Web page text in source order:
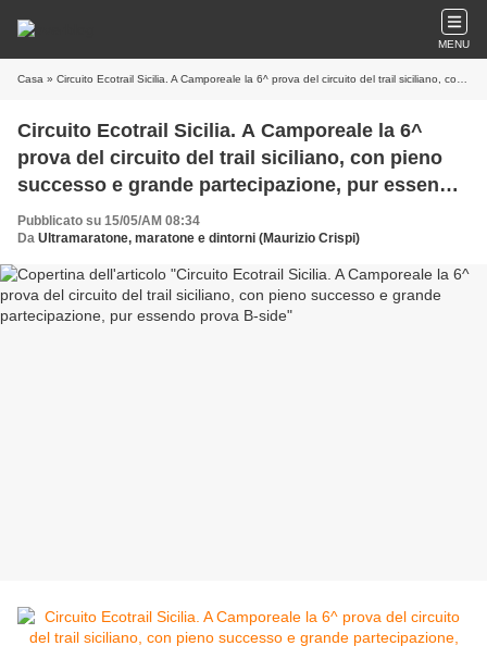
MENU
Casa » Circuito Ecotrail Sicilia. A Camporeale la 6^ prova del circuito del trail siciliano, con pieno successo e grande partecipazione, pur essendo prova B-side
Circuito Ecotrail Sicilia. A Camporeale la 6^
prova del circuito del trail siciliano, con pieno
successo e grande partecipazione, pur essendo
prova B-side
Pubblicato su 15/05/AM 08:34
Da Ultramaratone, maratone e dintorni (Maurizio Crispi)